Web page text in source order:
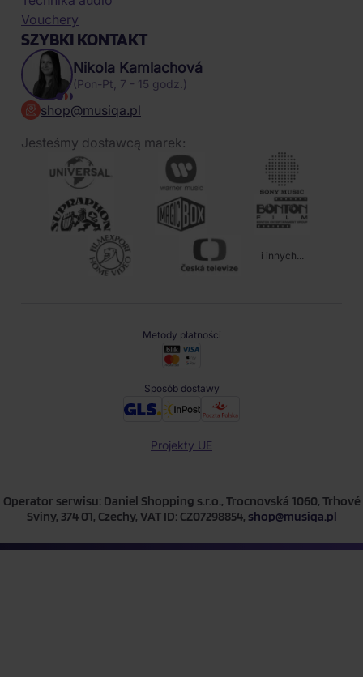
Vouchery
SZYBKI KONTAKT
Nikola Kamlachová
(Pon-Pt, 7 - 15 godz.)
shop@musiqa.pl
Jesteśmy dostawcą marek:
i innych...
Metody płatności
Sposób dostawy
Projekty UE
Operator serwisu: Daniel Shopping s.r.o., Trocnovská 1060, Trhové
Sviny, 374 01, Czechy, VAT ID: CZ07298854, shop@musiqa.pl